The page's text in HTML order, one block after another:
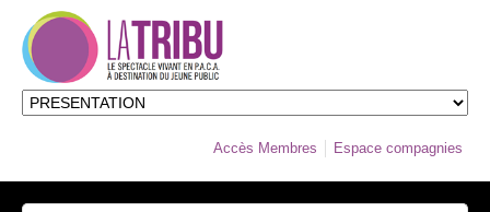
Accès Membres Espace compagnies